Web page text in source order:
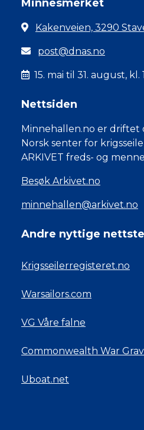
Minnesmerket
Kakenveien, 3290
post@dnas.no
15. mai til 31. august, kl.
Nettsiden
Minnehallen.no er driftet
Norsk senter for
ARKIVET freds- og
Besøk Arkivet.no
minnehallen@arkivet.no
Andre nyttige
Krigsseilerregisteret.no
Warsailors.com
VG Våre falne
Commonwealth War
Uboat.net